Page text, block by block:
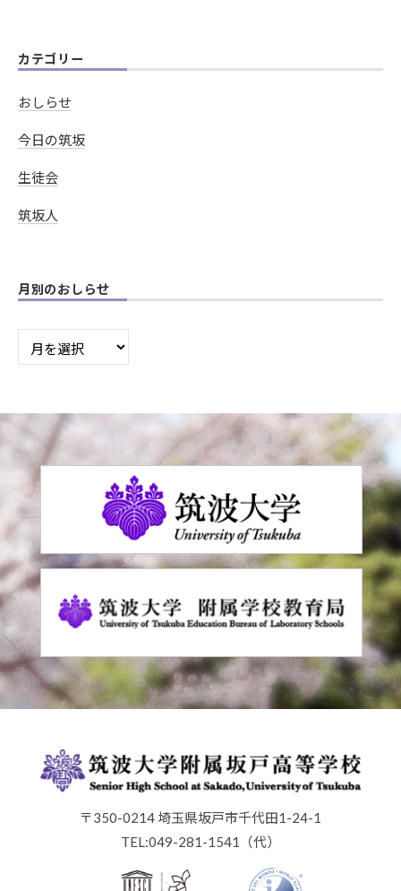
カテゴリー
おしらせ
今日の筑坂
生徒会
筑坂人
月別のおしらせ
月
ら
〒350-0214 埼玉県坂戸市千代田1-24-1
TEL:049-281-1541（代）